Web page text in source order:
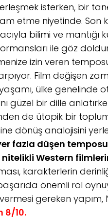
isterken, bir
etme niyetinde. Son
bilimi ve mantığı
ile göz
izin veren
Film değişen
ülke genelinde
güzel bir dille
de ütopik bir
dönüş analojisini
fazla düşen
nitelikli Western
karakterlerin
önemli rol
gereken yapım,
8/10.